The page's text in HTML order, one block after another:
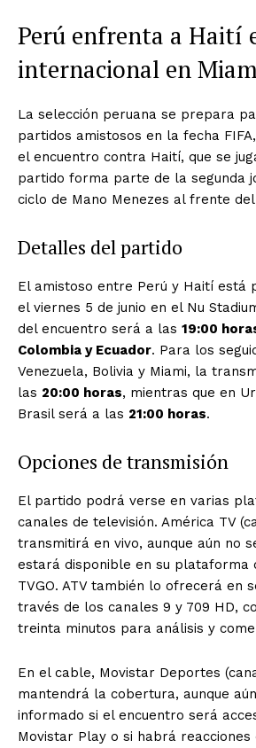
Perú enfrenta a Haití
internacional en
La selección peruana se prepara
partidos amistosos en la fecha
el encuentro contra Haití, que se
partido forma parte de la segunda
ciclo de Mano Menezes al frente
Detalles del partido
El amistoso entre Perú y Haití está
el viernes 5 de junio en el Nu
del encuentro será a las 19:00
Colombia y Ecuador. Para los
Venezuela, Bolivia y Miami, la
las 20:00 horas, mientras que en
Brasil será a las 21:00 horas.
Opciones de transmisión
El partido podrá verse en varias
canales de televisión. América TV
transmitirá en vivo, aunque aún no
estará disponible en su plataforma
TVGO. ATV también lo ofrecerá en
través de los canales 9 y 709 HD,
treinta minutos para análisis y
En el cable, Movistar Deportes
mantendrá la cobertura, aunque
informado si el encuentro será
Movistar Play o si habrá reacciones